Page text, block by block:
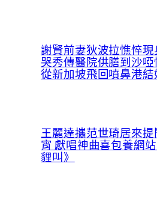
謝賢前妻狄波拉憔悴現
哭秀傳醫院供膳到沙
從新加坡飛回噴鼻港結
王麗達攜范世琦居來提
宵 獻唱神曲喜包養網
貍叫》